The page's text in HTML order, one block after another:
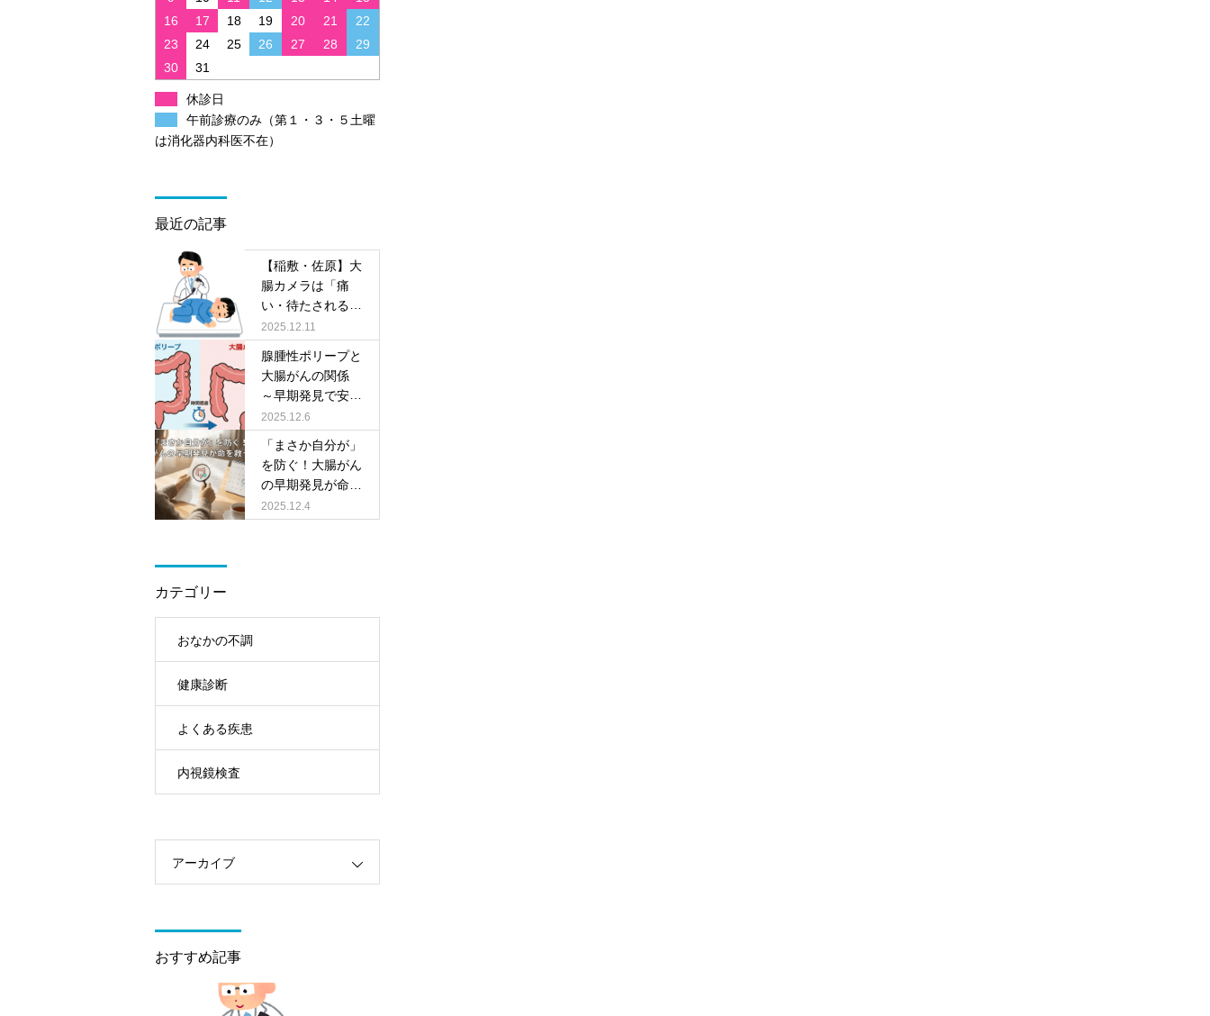
16
17 18 19 20 21
22
23
24 25 26 27 28
29
30
31
休診日
午前診療のみ（第１・３・５土曜
は消化器内科医不在）
最近の記事
【稲敷・佐原】大
腸カメラは「痛
い・待たされる」
だけじゃない！今
は眠っている間に
快適に。大学病院
レベルの検査を、
古橋医院で
2025.12.11
腺腫性ポリープと
大腸がんの関係
～早期発見で安心
できる大切なお話
～
2025.12.6
「まさか自分が」
を防ぐ！大腸がん
の早期発見が命を
救う理由
2025.12.4
カテゴリー
おなかの不調
健康診断
よくある疾患
内視鏡検査
アーカイブ
おすすめ記事